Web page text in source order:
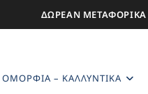
ΔΩΡΕΑΝ ΜΕΤΑΦΟΡΙΚΑ
ΟΜΟΡΦΙΆ – ΚΑΛΛΥΝΤΙΚΆ